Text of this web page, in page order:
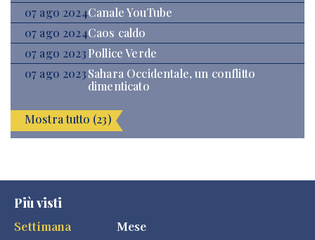
07 ago 2024Canale YouTube
07 ago 2024Caos caldo
07 ago 2023Pollice Verde
07 ago 2023Sahara Occidentale, un conflitto
dimenticato
Mostra tutto (23)
Più visti
Settimana
Mese